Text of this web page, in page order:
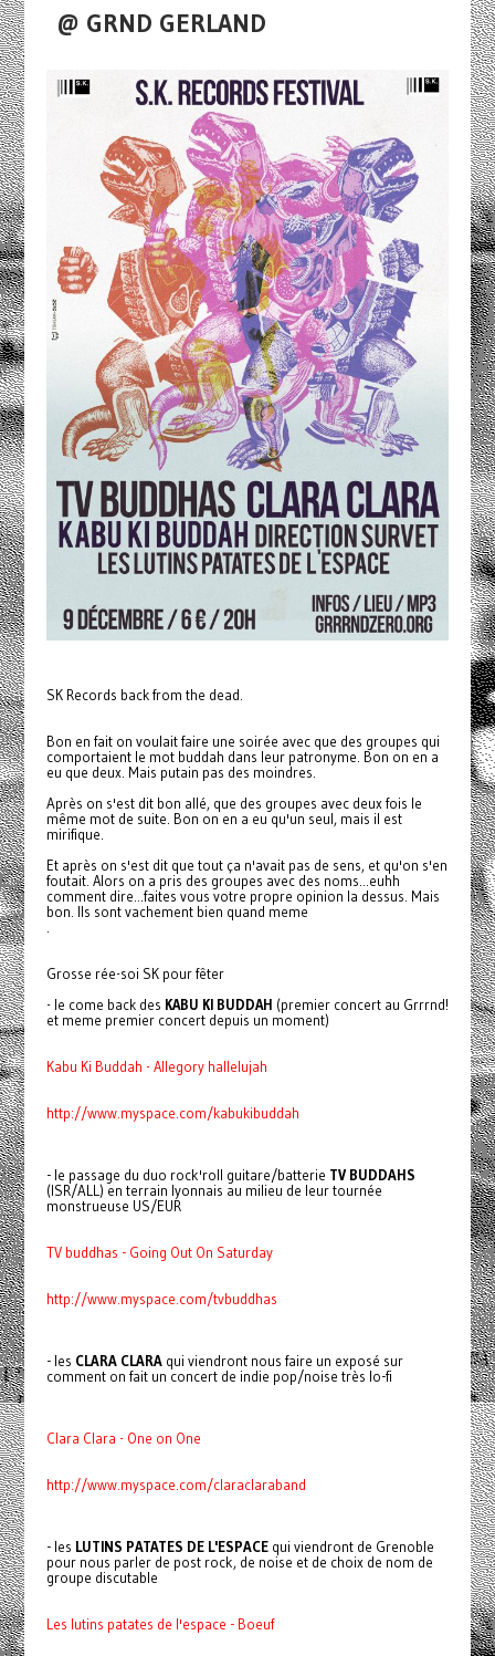
@ GRND GERLAND
SK Records back from the dead.
Bon en fait on voulait faire une soirée avec que des groupes qui
comportaient le mot buddah dans leur patronyme. Bon on en a
eu que deux. Mais putain pas des moindres.
Après on s'est dit bon allé, que des groupes avec deux fois le
même mot de suite. Bon on en a eu qu'un seul, mais il est
mirifique.
Et après on s'est dit que tout ça n'avait pas de sens, et qu'on s'en
foutait. Alors on a pris des groupes avec des noms...euhh
comment dire...faites vous votre propre opinion la dessus. Mais
bon. Ils sont vachement bien quand meme
Grosse rée-soi SK pour fêter
- le come back des KABU KI BUDDAH (premier concert au Grrrnd!
et meme premier concert depuis un moment)
Kabu Ki Buddah - Allegory hallelujah
http://www.myspace.com/kabukibuddah
- le passage du duo rock'roll guitare/batterie TV BUDDAHS
(ISR/ALL) en terrain lyonnais au milieu de leur tournée
monstrueuse US/EUR
TV buddhas - Going Out On Saturday
http://www.myspace.com/tvbuddhas
- les CLARA CLARAqui viendront nous faire un exposé sur
comment on fait un concert de indie pop/noise très lo-fi
Clara Clara - One on One
http://www.myspace.com/claraclaraband
- les LUTINS PATATES DE L'ESPACEqui viendront de Grenoble
pour nous parler de post rock, de noise et de choix de nom de
groupe discutable
Les lutins patates de l'espace - Boeuf